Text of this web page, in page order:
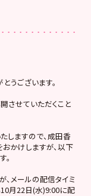
うございます。
させていただくこと
しますので、成田香
かけしますが、以下
メールの配信タイミ
10月22日(水)9:00に配